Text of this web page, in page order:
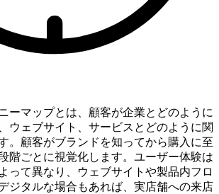
ーマップとは、顧客が企業とどのように
ウェブサイト、サービスとどのように関
。顧客がブランドを知ってから購入に至
階ごとに視覚化します。ユーザー体験は
って異なり、ウェブサイトや製品内フロ
ジタルな場合もあれば、実店舗への来店